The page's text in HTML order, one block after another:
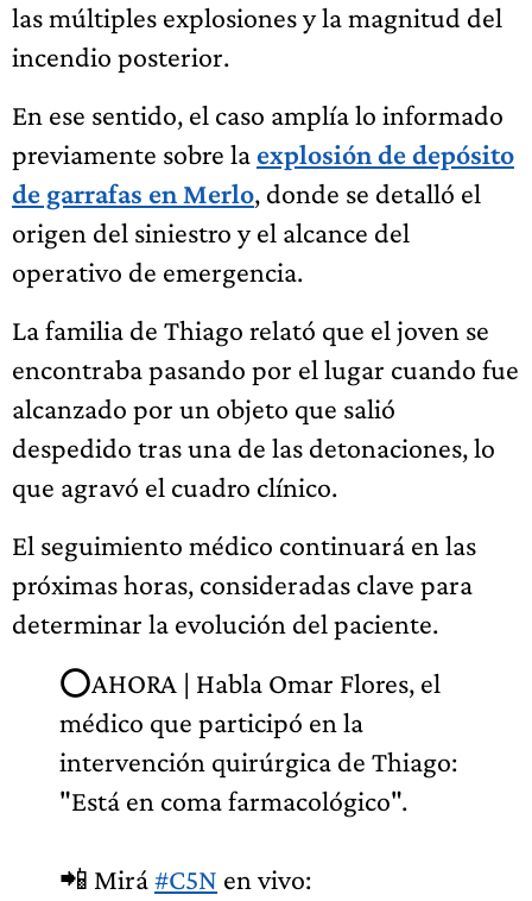
las múltiples explosiones y la magnitud del
incendio posterior.
En ese sentido, el caso amplía lo informado
previamente sobre la explosión de depósito
de garrafas en Merlo, donde se detalló el
origen del siniestro y el alcance del
operativo de emergencia.
La familia de Thiago relató que el joven se
encontraba pasando por el lugar cuando fue
alcanzado por un objeto que salió
despedido tras una de las detonaciones, lo
que agravó el cuadro clínico.
El seguimiento médico continuará en las
próximas horas, consideradas clave para
determinar la evolución del paciente.
⭕️AHORA | Habla Omar Flores, el
médico que participó en la
intervención quirúrgica de Thiago:
"Está en coma farmacológico".
📲 Mirá#C5N en vivo: